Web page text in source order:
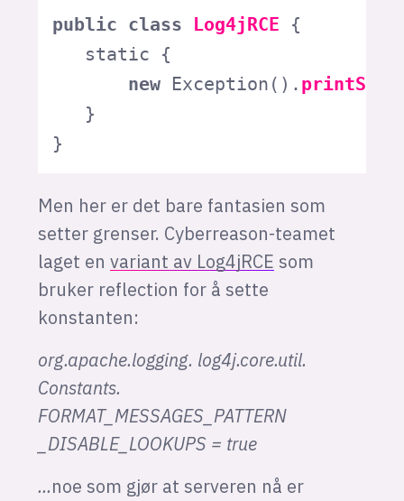
public class Log4jRCE
{
static {
new Exception ().
   }
}
Men her er det bare fantasien som
setter grenser. Cyberreason-teamet
laget envariant av Log4jRCE som
bruker reflection for å sette
konstanten:
org.apache.logging. log4j.core.util.
Constants.
FORMAT_MESSAGES_PATTERN
_DISABLE_LOOKUPS = true
...noe som gjør at serveren nå er